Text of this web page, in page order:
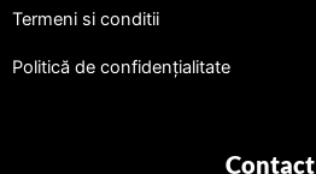
Termeni si conditii
Politică de confidențialitate
Contact